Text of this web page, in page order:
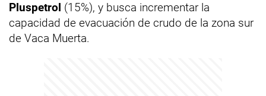
Pluspetrol (15%), y busca incrementar la
capacidad de evacuación de crudo de la zona sur
de Vaca Muerta.